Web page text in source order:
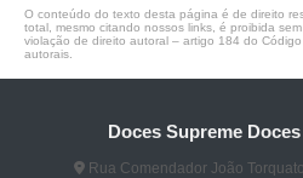
O conteúdo do texto desta página é de direito
total, mesmo citando nossos links, é proibida
violação de direito autoral – artigo 184 do
autorais
Doces Supreme
Rua Comendador João